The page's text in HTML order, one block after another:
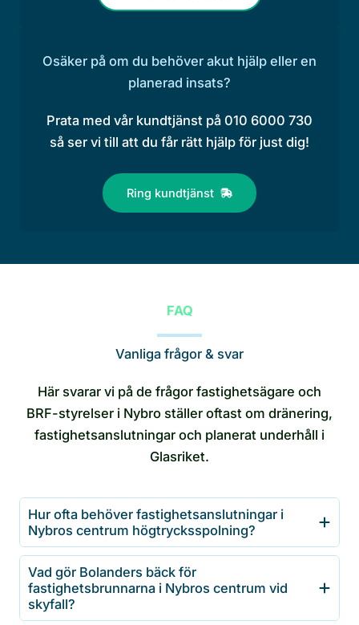
Osäker på om du behöver akut hjälp eller en
planerad insats?
Prata med vår kundtjänst på 010 6000 730
så ser vi till att du får rätt hjälp för just dig!
Ring kundtjänst
FAQ
Vanliga frågor & svar
Här svarar vi på de frågor fastighetsägare och
BRF-styrelser i Nybro ställer oftast om dränering,
fastighetsanslutningar och planerat underhåll i
Glasriket.
Hur ofta behöver fastighetsanslutningar i
Nybros centrum högtrycksspolning?
Vad gör Bolanders bäck för
fastighetsbrunnarna i Nybros centrum vid
skyfall?